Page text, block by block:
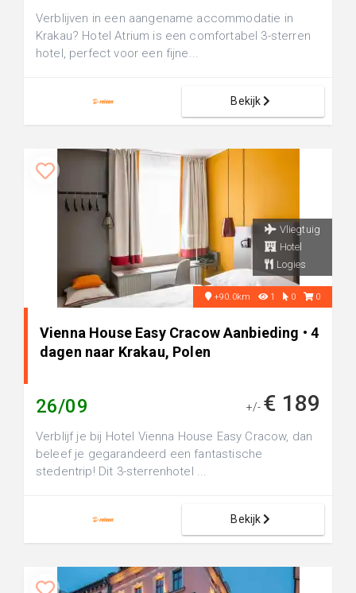
Verblijven in een aangename accommodatie in
Krakau? Hotel Atrium is een comfortabel 3-sterren
hotel, perfect voor een fijne...
Bekijk
Vliegtuig
Hotel
Logies
+90.0km 1 0 0
Vienna House Easy Cracow Aanbieding • 4
dagen naar Krakau, Polen
26/09 +/- € 189
Verblijf je bij Hotel Vienna House Easy Cracow, dan
beleef je gegarandeerd een fantastische
stedentrip! Dit 3-sterrenhotel ...
Bekijk